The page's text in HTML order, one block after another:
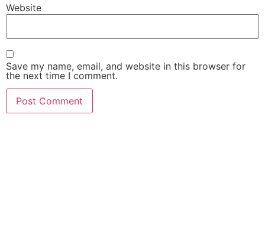
Website
Save my name, email, and website in this browser for
the next time I comment.